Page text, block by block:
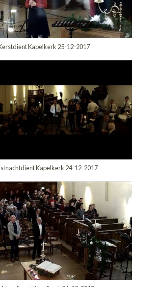
Kapelkerk 25-12-2017
Kapelkerk 24-12-2017